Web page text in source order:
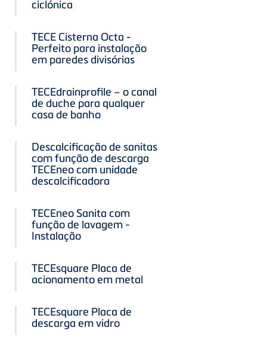
ciclónica
TECE Cisterna Octa -
Perfeito para instalação
em paredes divisórias
TECEdrainprofile – o canal
de duche para qualquer
casa de banho
Descalcificação de sanitas
com função de descarga
TECEneo com unidade
descalcificadora
TECEneo Sanita com
função de lavagem -
Instalação
TECEsquare Placa de
acionamento em metal
TECEsquare Placa de
descarga em vidro